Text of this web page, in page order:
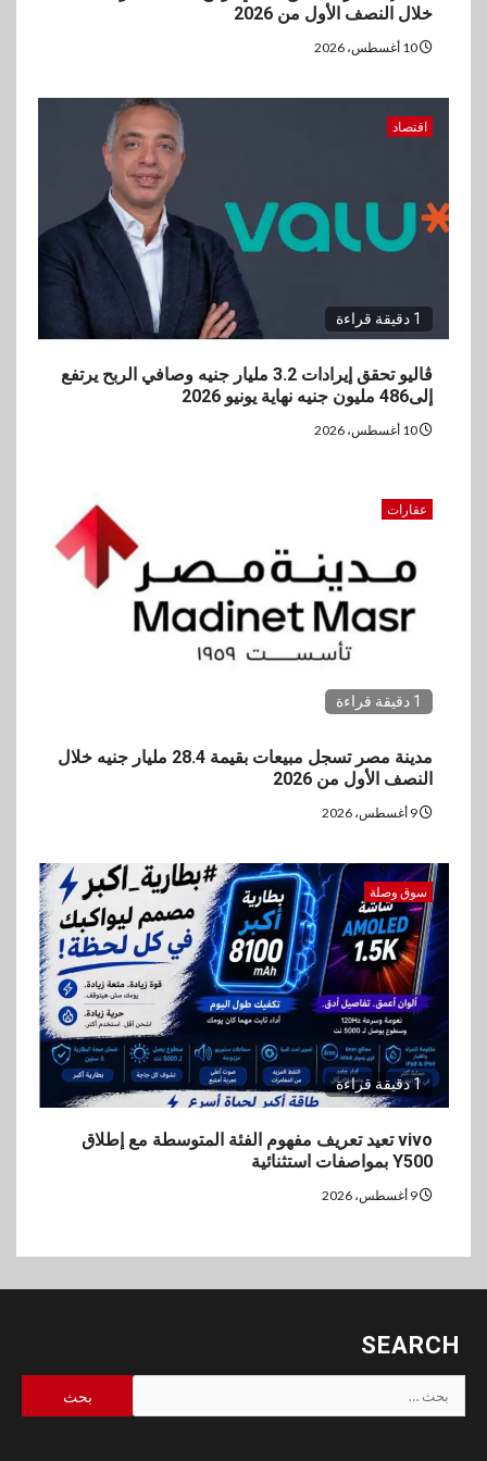
5 بنوك رياضة
وزير الشباب والرياضة يلتقي
بالرئيس التنفيذي والعضو المنتدب
لبنك saib لبحث تعزيز التعاون
خلال النصف الأول من 2026
اقتصاد
1 دقيقة قراءة
ڤاليو تحقق إيرادات 3.2 مليار جنيه وصافي الربح يرتفع
إلى486 مليون جنيه نهاية يونيو 2026
عقارات
1 دقيقة قراءة
مدينة مصر تسجل مبيعات بقيمة 28.4 مليار جنيه خلال
النصف الأول من 2026
سوق وصلة
1 دقيقة قراءة
vivo تعيد تعريف مفهوم الفئة المتوسطة مع إطلاق
Y500 بمواصفات استثنائية
SEARCH
البحث
عن: